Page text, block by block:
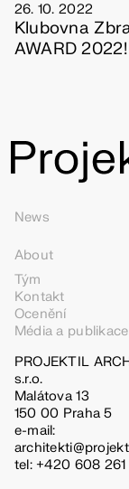
26. 10. 2022
Klubovna
AWARD 2022!
News
About
Tým
Kontakt
Ocenění
Média a publikace
PROJEKTIL
s.r.o.
Malátova 13
150 00 Praha 5
e-mail:
tel: +420 608